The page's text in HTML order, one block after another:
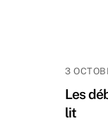
3
Les
lit